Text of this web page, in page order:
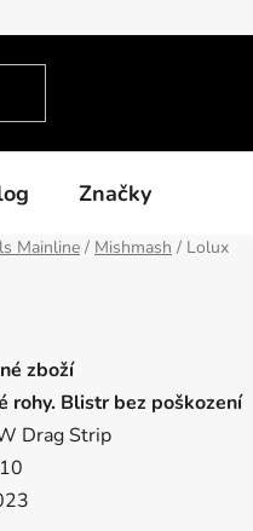
Značky
Mainline / Mishmash / Lolux
zboží
rohy. Blistr bez poškození
Drag Strip